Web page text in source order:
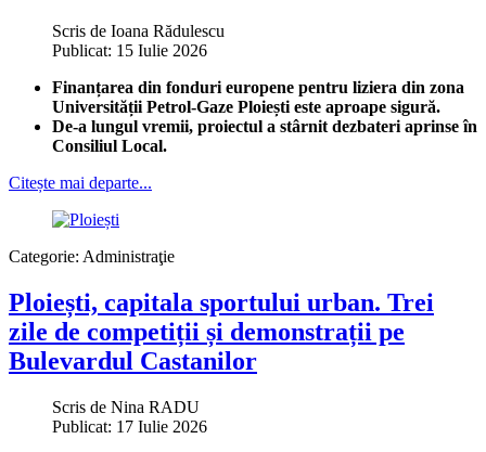
Scris de Ioana Rădulescu
Publicat: 15 Iulie 2026
Finanțarea din fonduri europene pentru liziera din zona
Universității Petrol-Gaze Ploiești este aproape sigură.
De-a lungul vremii, proiectul a stârnit dezbateri aprinse în
Consiliul Local.
Citește mai departe...
Categorie: Administraţie
Ploiești, capitala sportului urban. Trei
zile de competiții și demonstrații pe
Bulevardul Castanilor
Scris de Nina RADU
Publicat: 17 Iulie 2026